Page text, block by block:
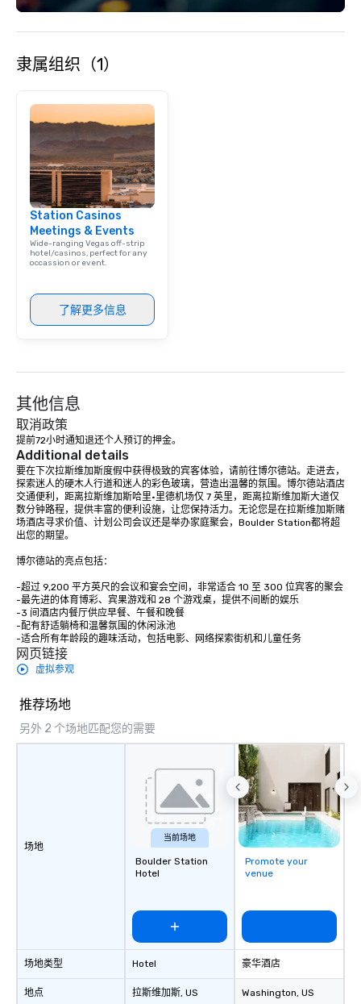
both U.S. and
across multiple time zones.
隶属组织（1）
Station Casinos
Meetings & Events
Wide-ranging Vegas off-strip
hotel/casinos, perfect for any
occassion or event.
了解更多信息
其他信息
取消政策
提前72小时通知退还个人预订的押金。
Additional details
要在下次拉斯维加斯度假中获得极致的宾客体验，请前往博尔德站。走进去，
探索迷人的硬木人行道和迷人的彩色玻璃，营造出温馨的氛围。博尔德站酒店
交通便利，距离拉斯维加斯哈里·里德机场仅 7 英里，距离拉斯维加斯大道仅
数分钟路程，提供丰富的便利设施，让您保持活力。无论您是在拉斯维加斯赌
场酒店寻求价值、计划公司会议还是举办家庭聚会，Boulder Station都将超
出您的期望。
博尔德站的亮点包括：
-超过 9,200 平方英尺的会议和宴会空间，非常适合 10 至 300 位宾客的聚会
-最先进的体育博彩、宾果游戏和 28 个游戏桌，提供不间断的娱乐
-3 间酒店内餐厅供应早餐、午餐和晚餐
-配有舒适躺椅和温馨氛围的休闲泳池
-适合所有年龄段的趣味活动，包括电影、网络探索街机和儿童任务
网页链接
虚拟参观
推荐场地
另外 2 个场地匹配您的需要
场地
场地类型
地点
当前场地
Boulder Station
Hotel
Hotel
拉斯维加斯, US
Promote your
venue
豪华酒店
Washington, US